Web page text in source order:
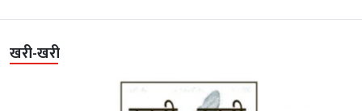
खरी-खरी